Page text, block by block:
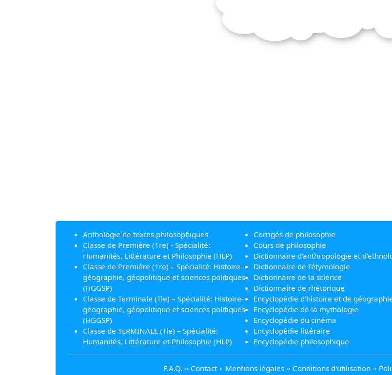
Anthologie de textes philosophiques
Classe de Première (1re) - Spécialité:
Humanités, Littérature et Philosophie (HLP)
Classe de Première (1re) – Spécialité: Histoire-
géographie, géopolitique et sciences politiques
(HGGSP)
Classe de Terminale (Tle) – Spécialité: Histoire-
géographie, géopolitique et sciences politiques
(HGGSP)
Classe de TERMINALE (Tle) – Spécialité:
Humanités, Littérature et Philosophie (HLP)
Corrigés de philosophie
Cours de philosophie
Dictionnaire d'anthropologie et
Dictionnaire de l'étymologie
Dictionnaire de la science
Dictionnaire de rhétorique
Encyclopédie d'histoire et de
Encyclopédie de la mythologie
Encyclopédie du cinéma
Encyclopédie littéraire
Encyclopédie philosophique
F.A.Q. ∘ Contact∘ Mentions légales∘ Conditions d'utilisation∘